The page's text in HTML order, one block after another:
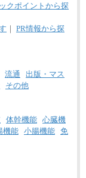
クポイントから探
｜ PR情報から探
流通
出版・マス
その他
体幹機能 心臓機
機能 小腸機能 免